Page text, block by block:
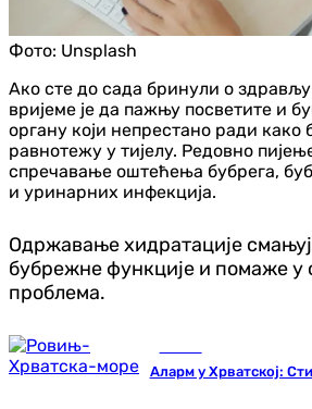
Фото: Unsplash
Ако сте до сада бринули о
вријеме је да пажњу посветите и
органу који непрестано ради како
равнотежу у тијелу. Редовно
спречавање оштећења бубрега,
и уринарних инфекција.
Одржавање хидратације
бубрежне функције и помаже у
проблема.
Аларм у Хрватској: